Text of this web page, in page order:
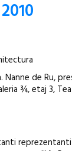
de Ru,
¾, etaj 3,